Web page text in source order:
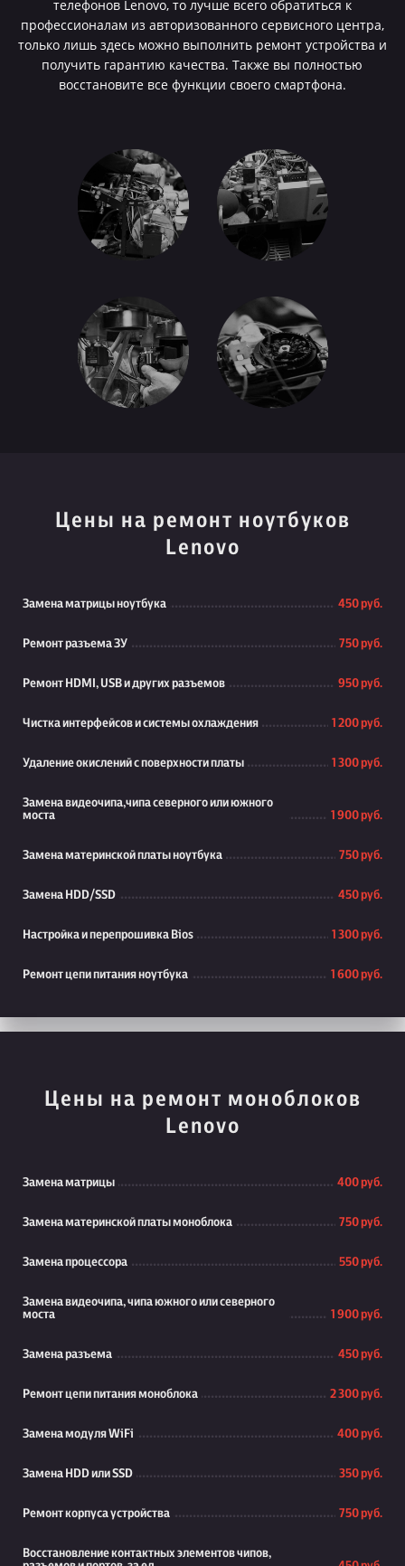
телефонов Lenovo, то лучше всего обратиться к
профессионалам из авторизованного сервисного центра,
только лишь здесь можно выполнить ремонт устройства и
получить гарантию качества. Также вы полностью
восстановите все функции своего смартфона.
Цены на ремонт ноутбуков
Lenovo
Замена матрицы ноутбука 450 руб.
Ремонт разъема ЗУ 750 руб.
Ремонт HDMI, USB и других разъемов 950 руб.
Чистка интерфейсов и системы охлаждения 1 200 руб.
Удаление окислений с поверхности платы 1 300 руб.
Замена видеочипа,чипа северного или южного
моста
1 900 руб.
Замена материнской платы ноутбука 750 руб.
Замена HDD/SSD 450 руб.
Настройка и перепрошивка Bios 1 300 руб.
Ремонт цепи питания ноутбука 1 600 руб.
Цены на ремонт моноблоков
Lenovo
Замена матрицы 400 руб.
Замена материнской платы моноблока 750 руб.
Замена процессора 550 руб.
Замена видеочипа, чипа южного или северного
моста
1 900 руб.
Замена разъема 450 руб.
Ремонт цепи питания моноблока 2 300 руб.
Замена модуля WiFi 400 руб.
Замена HDD или SSD 350 руб.
Ремонт корпуса устройства 750 руб.
Восстановление контактных элементов чипов,